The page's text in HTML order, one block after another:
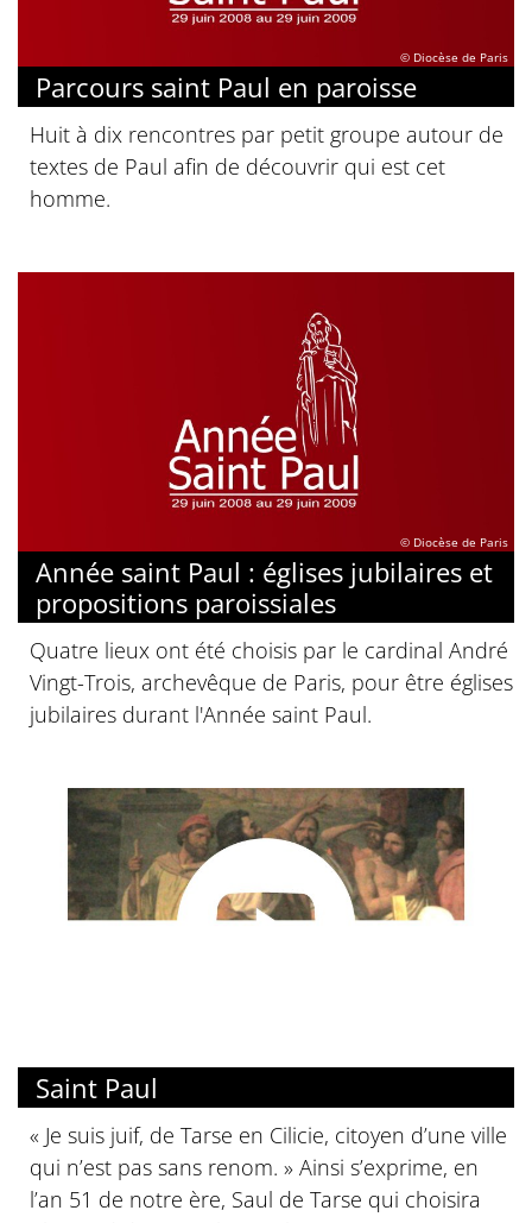
© Diocèse de Paris
Parcours saint Paul en paroisse
Huit à dix rencontres par petit groupe autour de
textes de Paul afin de découvrir qui est cet
homme.
© Diocèse de Paris
Année saint Paul : églises jubilaires et
propositions paroissiales
Quatre lieux ont été choisis par le cardinal André
Vingt-Trois, archevêque de Paris, pour être églises
jubilaires durant l'Année saint Paul.
Saint Paul
« Je suis juif, de Tarse en Cilicie, citoyen d’une ville
qui n’est pas sans renom. » Ainsi s’exprime, en
l’an 51 de notre ère, Saul de Tarse qui choisira